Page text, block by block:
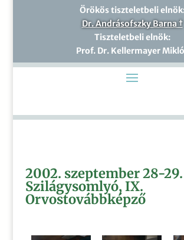
Örökös tiszteletbeli
Dr. Andrásofszky Barna †
Tiszteletbeli elnök:
Prof. Dr. Kellermayer
2002. szeptember 28-29.
Szilágysomlyó, IX.
Orvostovábbképző